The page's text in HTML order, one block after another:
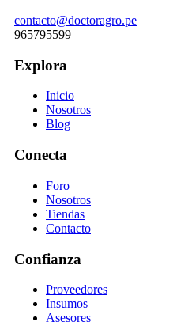
contacto@doctoragro.pe
965795599
Explora
Inicio
Nosotros
Blog
Conecta
Foro
Nosotros
Tiendas
Contacto
Confianza
Proveedores
Insumos
Asesores